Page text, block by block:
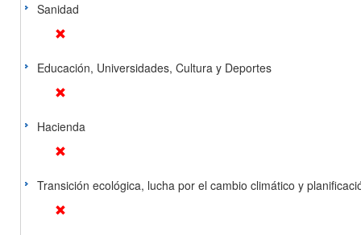
Sanidad
Educación, Universidades, Cultura y Deportes
Hacienda
Transición ecológica, lucha por el cambio climático y